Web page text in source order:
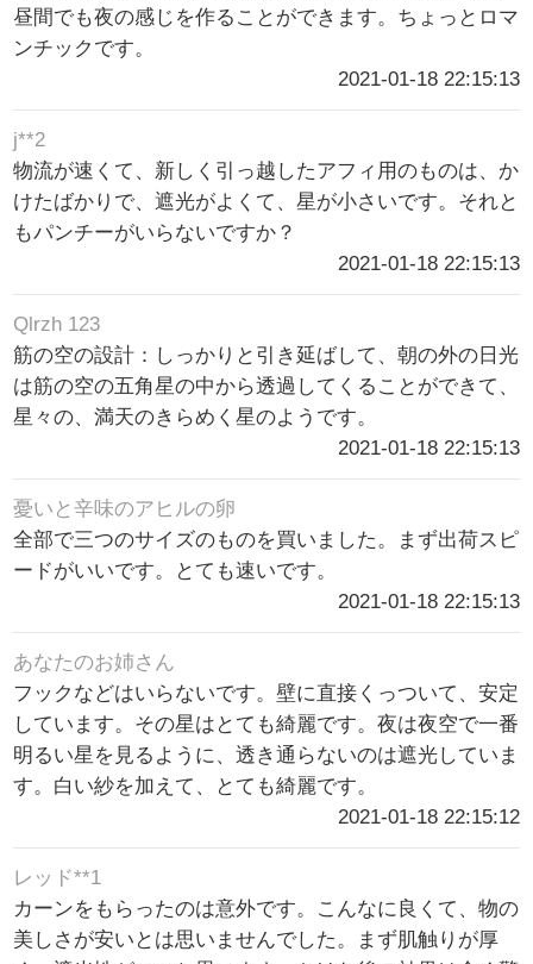
昼間でも夜の感じを作ることができます。ちょっとロマ
ンチックです。
2021-01-18 22:15:13
j**2
物流が速くて、新しく引っ越したアフィ用のものは、か
けたばかりで、遮光がよくて、星が小さいです。それと
もパンチーがいらないですか？
2021-01-18 22:15:13
Qlrzh 123
筋の空の設計：しっかりと引き延ばして、朝の外の日光
は筋の空の五角星の中から透過してくることができて、
星々の、満天のきらめく星のようです。
2021-01-18 22:15:13
憂いと辛味のアヒルの卵
全部で三つのサイズのものを買いました。まず出荷スピ
ードがいいです。とても速いです。
2021-01-18 22:15:13
あなたのお姉さん
フックなどはいらないです。壁に直接くっついて、安定
しています。その星はとても綺麗です。夜は夜空で一番
明るい星を見るように、透き通らないのは遮光していま
す。白い紗を加えて、とても綺麗です。
2021-01-18 22:15:12
レッド**1
カーンをもらったのは意外です。こんなに良くて、物の
美しさが安いとは思いませんでした。まず肌触りが厚